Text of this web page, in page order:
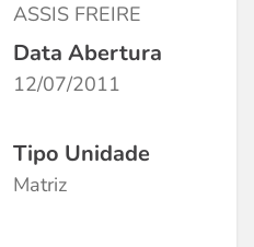
ASSIS FREIRE
Data Abertura
12/07/2011
Tipo Unidade
Matriz